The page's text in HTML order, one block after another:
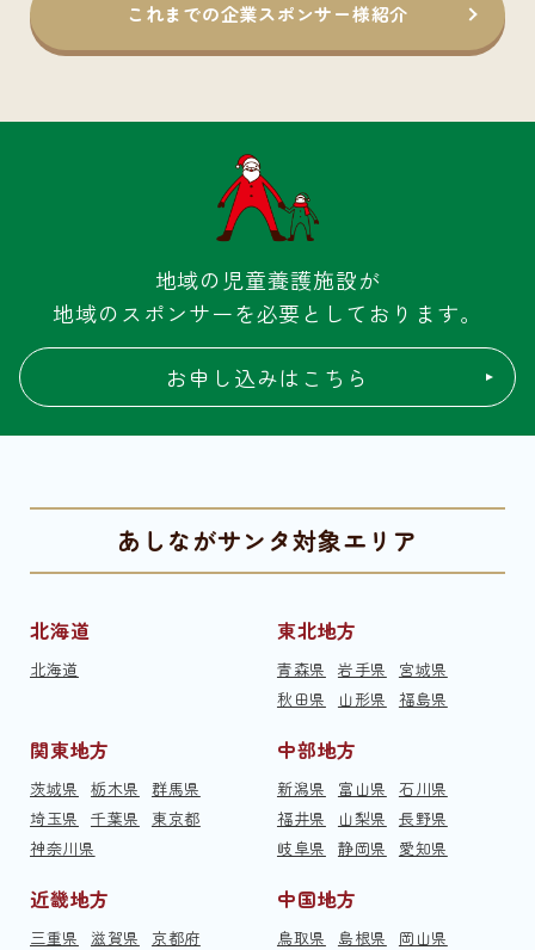
これまでの企業スポンサー様紹介
地域の児童養護施設が
地域のスポンサーを必要としております。
お申し込みはこちら
あしながサンタ対象エリア
北海道
北海道
東北地方
青森県 岩手県
宮城県
秋田県
山形県 福島県
関東地方
茨城県 栃木県
群馬県
埼玉県
千葉県
東京都
神奈川県
中部地方
新潟県 富山県
石川県
福井県
山梨県
長野県
岐阜県
静岡県 愛知県
近畿地方
三重県 滋賀県
京都府
中国地方
鳥取県 島根県
岡山県